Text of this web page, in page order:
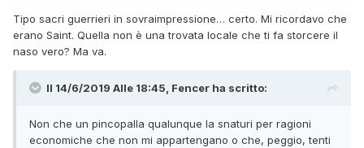
Tipo sacri guerrieri in sovraimpressione… certo. Mi ricordavo che
erano Saint. Quella non è una trovata locale che ti fa storcere il
naso vero? Ma va.
Il 14/6/2019 Alle 18:45, Fencer ha scritto:
Non che un pincopalla qualunque la snaturi per ragioni
economiche che non mi appartengano o che, peggio, tenti